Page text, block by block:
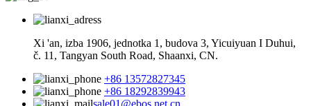
Xi 'an, izba 1906, jednotka 1, budova 3, Yicuiyuan I Duhui,
č. 11, Tangyan South Road, Shaanxi, CN.
+86 13572827345
+86 18292839943
sale01@ebos.net.cn